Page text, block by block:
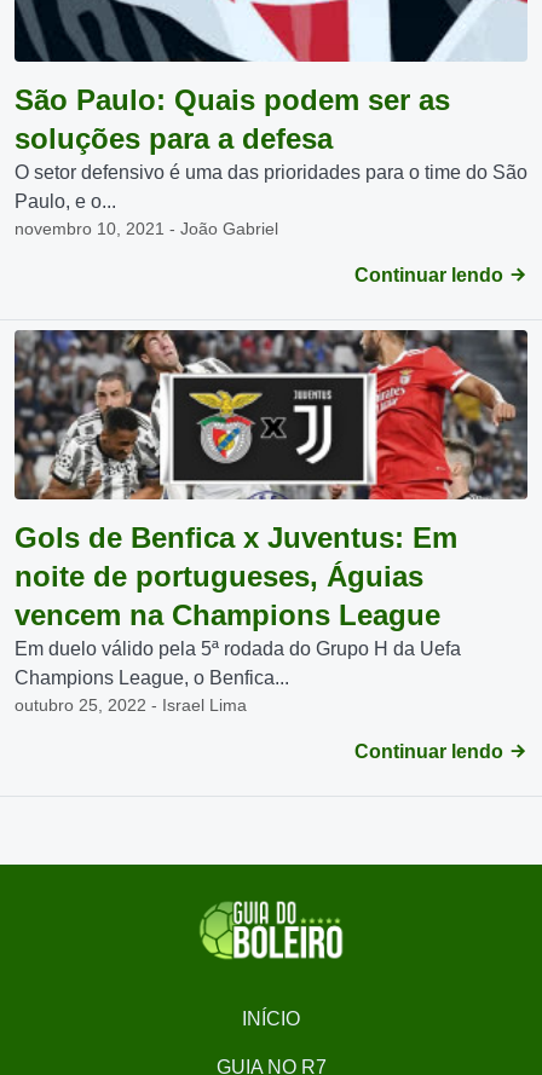
São Paulo: Quais podem ser as
soluções para a defesa
O setor defensivo é uma das prioridades para o time do São
Paulo, e o...
novembro 10, 2021 - João Gabriel
Continuar lendo
Gols de Benfica x Juventus: Em
noite de portugueses, Águias
vencem na Champions League
Em duelo válido pela 5ª rodada do Grupo H da Uefa
Champions League, o Benfica...
outubro 25, 2022 - Israel Lima
Continuar lendo
INÍCIO
GUIA NO R7